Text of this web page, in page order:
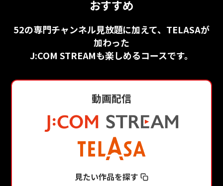
おすすめ
52の専門チャンネル見放題に加えて、TELASAが
加わった
J:COM STREAMも楽しめるコースです。
動画配信
見たい作品を探す